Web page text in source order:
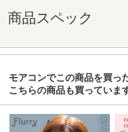
商品スペック
モアコンでこの商品を買っ
こちらの商品も買っていま